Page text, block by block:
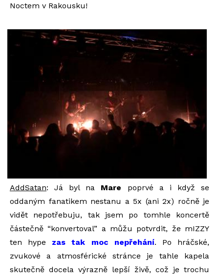
Noctem v Rakousku!
AddSatan: Já byl na Mare poprvé a i když se
oddaným fanatikem nestanu a 5x (ani 2x) ročně je
vidět nepotřebuju, tak jsem po tomhle koncertě
částečně “konvertoval” a můžu potvrdit, že mIZZY
ten hype zas tak moc nepřehání. Po hráčské,
zvukové a atmosférické stránce je tahle kapela
skutečně docela výrazně lepší živě, což je trochu